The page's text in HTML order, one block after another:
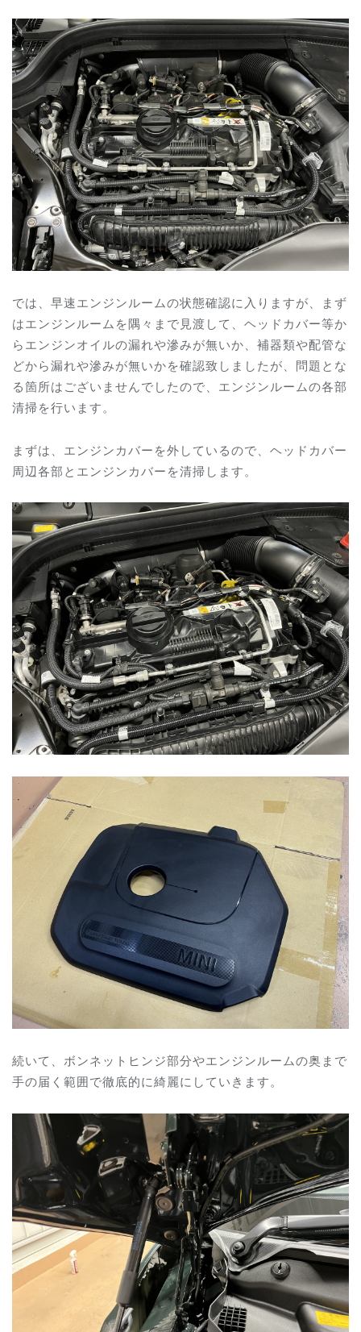
では、早速エンジンルームの状態確認に入りますが、まず
はエンジンルームを隅々まで見渡して、ヘッドカバー等か
らエンジンオイルの漏れや滲みが無いか、補器類や配管な
どから漏れや滲みが無いかを確認致しましたが、問題とな
る箇所はございませんでしたので、エンジンルームの各部
清掃を行います。
まずは、エンジンカバーを外しているので、ヘッドカバー
周辺各部とエンジンカバーを清掃します。
続いて、ボンネットヒンジ部分やエンジンルームの奥まで
手の届く範囲で徹底的に綺麗にしていきます。